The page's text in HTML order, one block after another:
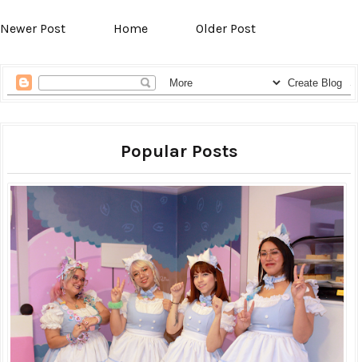
Newer Post Home Older Post
Popular Posts